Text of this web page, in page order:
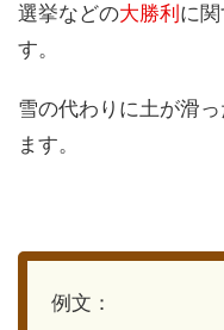
選挙などの大勝利 に
す。
雪の代わりに土が滑
ます。
例文：